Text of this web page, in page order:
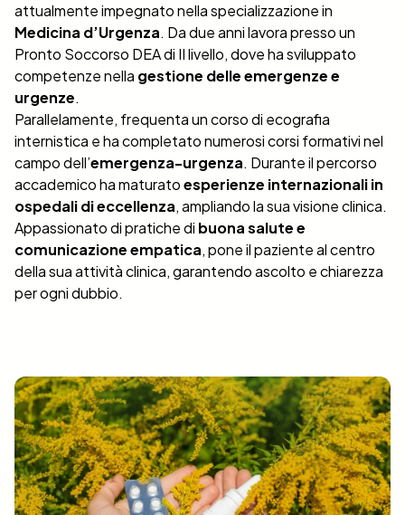
attualmente impegnato nella specializzazione in
Medicina d’Urgenza. Da due anni lavora presso un
Pronto Soccorso DEA di II livello, dove ha sviluppato
competenze nella gestione delle emergenze e
urgenze.
Parallelamente, frequenta un corso di ecografia
internistica e ha completato numerosi corsi formativi nel
campo dell’emergenza-urgenza. Durante il percorso
accademico ha maturatoesperienze internazionali in
ospedali di eccellenza, ampliando la sua visione clinica.
Appassionato di pratiche di buona salute e
comunicazione empatica, pone il paziente al centro
della sua attività clinica, garantendo ascolto e chiarezza
per ogni dubbio.